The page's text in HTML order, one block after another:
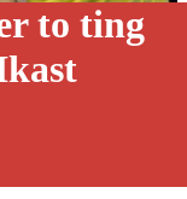
to ting